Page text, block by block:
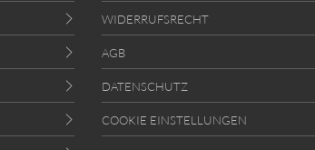
WIDERRUFSRECHT
AGB
DATENSCHUTZ
COOKIE EINSTELLUNGEN